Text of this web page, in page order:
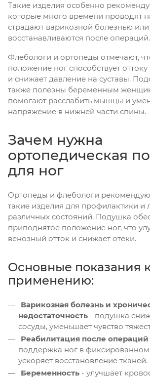
Такие изделия особенно
которые много времени проводят
страдают варикозной болезнью или
восстанавливаются после операций.
Флебологи и ортопеды отмечают,
положение ног способствует
и снижает давление на суставы.
также полезны беременным
помогают расслабить мышцы и
напряжение в нижней части спины.
Зачем нужна
ортопедическая
для ног
Ортопеды и флебологи
такие изделия для профилактики и
различных состояний. Подушка
приподнятое положение ног, что
венозный отток и снижает отеки.
Основные показания
применению:
Варикозная болезнь и
недостаточность - подушка
сосуды, уменьшает чувство
Реабилитация после операций
поддержка ног в
ускоряет восстановление тканей.
Беременность - улучшает